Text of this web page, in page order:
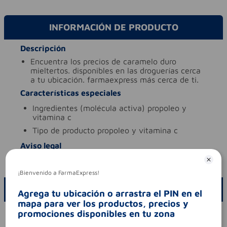
INFORMACIÓN DE PRODUCTO
Descripción
encuentra los precios de caramelo duro
mieltertos. disponibles en las droguerías cerca
a tu ubicación. farmaexpress más cerca de ti.
Características especiales
ingredientes (molécula activa) propoleo y
vitamina c
tipo de producto propoleo y vitamina c
Aviso legal
ESCRIBE UN COMENTARIO
Por favor, inicie sesión para escribir un comentario
¡Bienvenido a FarmaExpress!
Agrega tu ubicación o arrastra el PIN en el
mapa para ver los productos, precios y
promociones disponibles en tu zona